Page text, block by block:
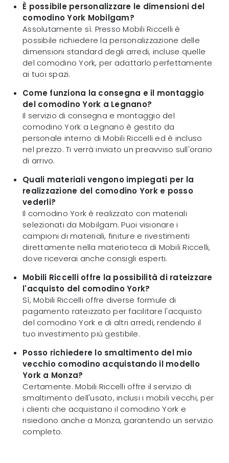
È possibile personalizzare le dimensioni del
comodino York Mobilgam?
Assolutamente sì. Presso Mobili Riccelli è
possibile richiedere la personalizzazione delle
dimensioni standard degli arredi, incluse quelle
del comodino York, per adattarlo perfettamente
ai tuoi spazi.
Come funziona la consegna e il montaggio
del comodino York a Legnano?
Il servizio di consegna e montaggio del
comodino York a Legnano è gestito da
personale interno di Mobili Riccelli ed è incluso
nel prezzo. Ti verrà inviato un preavviso sull'orario
di arrivo.
Quali materiali vengono impiegati per la
realizzazione del comodino York e posso
vederli?
Il comodino York è realizzato con materiali
selezionati da Mobilgam. Puoi visionare i
campioni di materiali, finiture e rivestimenti
direttamente nella materioteca di Mobili Riccelli,
dove riceverai anche consigli esperti.
Mobili Riccelli offre la possibilità di rateizzare
l'acquisto del comodino York?
Sì, Mobili Riccelli offre diverse formule di
pagamento rateizzato per facilitare l'acquisto
del comodino York e di altri arredi, rendendo il
tuo investimento più gestibile.
Posso richiedere lo smaltimento del mio
vecchio comodino acquistando il modello
York a Monza?
Certamente. Mobili Riccelli offre il servizio di
smaltimento dell'usato, inclusi i mobili vecchi, per
i clienti che acquistano il comodino York e
risiedono anche a Monza, garantendo un servizio
completo.